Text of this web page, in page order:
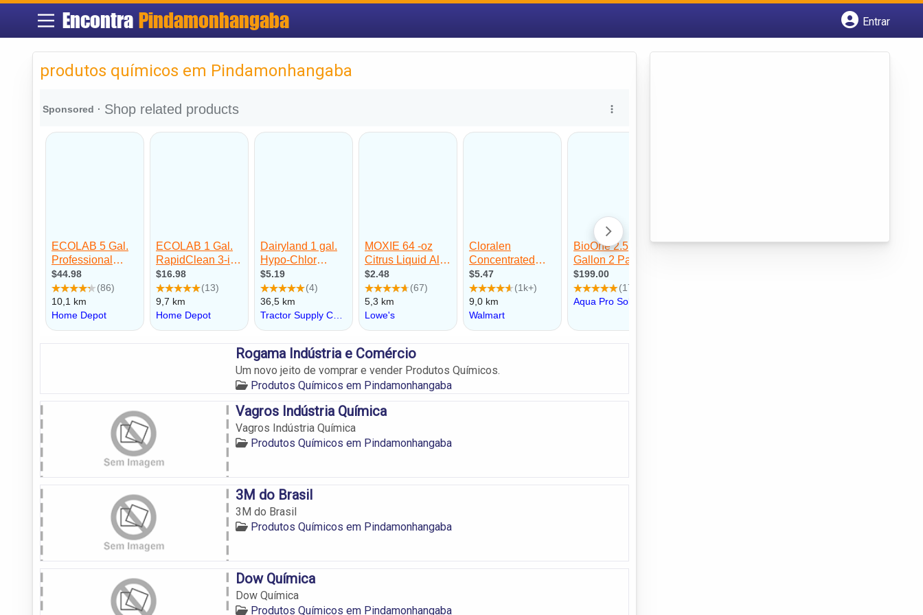
Encontra Pindamonhangaba
Entrar
produtos químicos em Pindamonhangaba
Rogama Indústria e Comércio
Um novo jeito de vomprar e vender Produtos Químicos.
Produtos Químicos em Pindamonhangaba
Vagros Indústria Química
Vagros Indústria Química
Produtos Químicos em Pindamonhangaba
3M do Brasil
3M do Brasil
Produtos Químicos em Pindamonhangaba
Dow Química
Dow Química
Produtos Químicos em Pindamonhangaba